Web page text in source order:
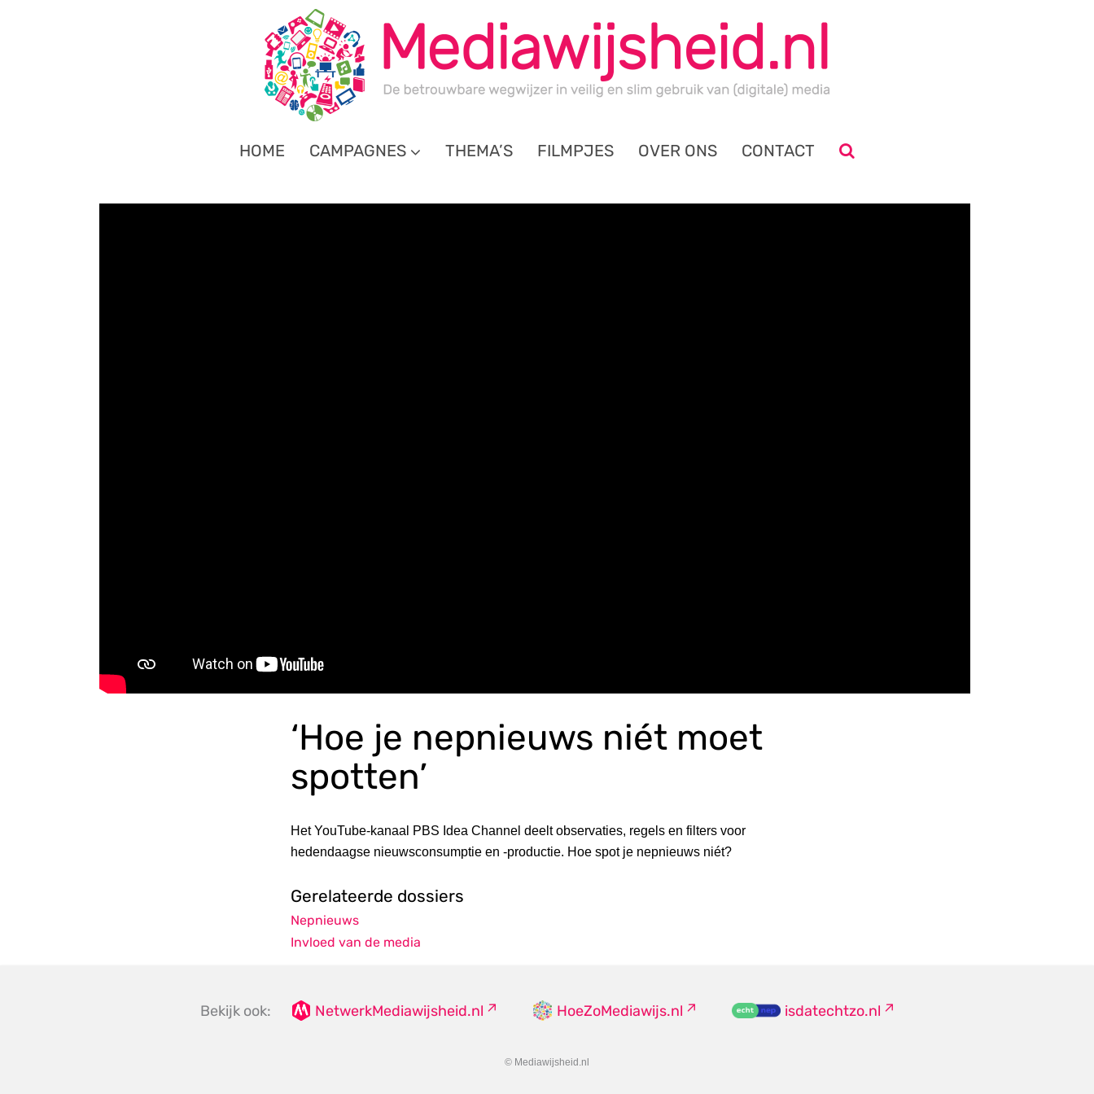
HOME CAMPAGNES THEMA’S FILMPJES OVER ONS CONTACT
‘Hoe je nepnieuws niét moet
spotten’
Het YouTube-kanaal PBS Idea Channel deelt observaties, regels en filters voor
hedendaagse nieuwsconsumptie en -productie. Hoe spot je nepnieuws niét?
Gerelateerde dossiers
Nepnieuws
Invloed van de media
Bekijk ook: NetwerkMediawijsheid.nl HoeZoMediawijs.nl isdatechtzo.nl
© Mediawijsheid.nl